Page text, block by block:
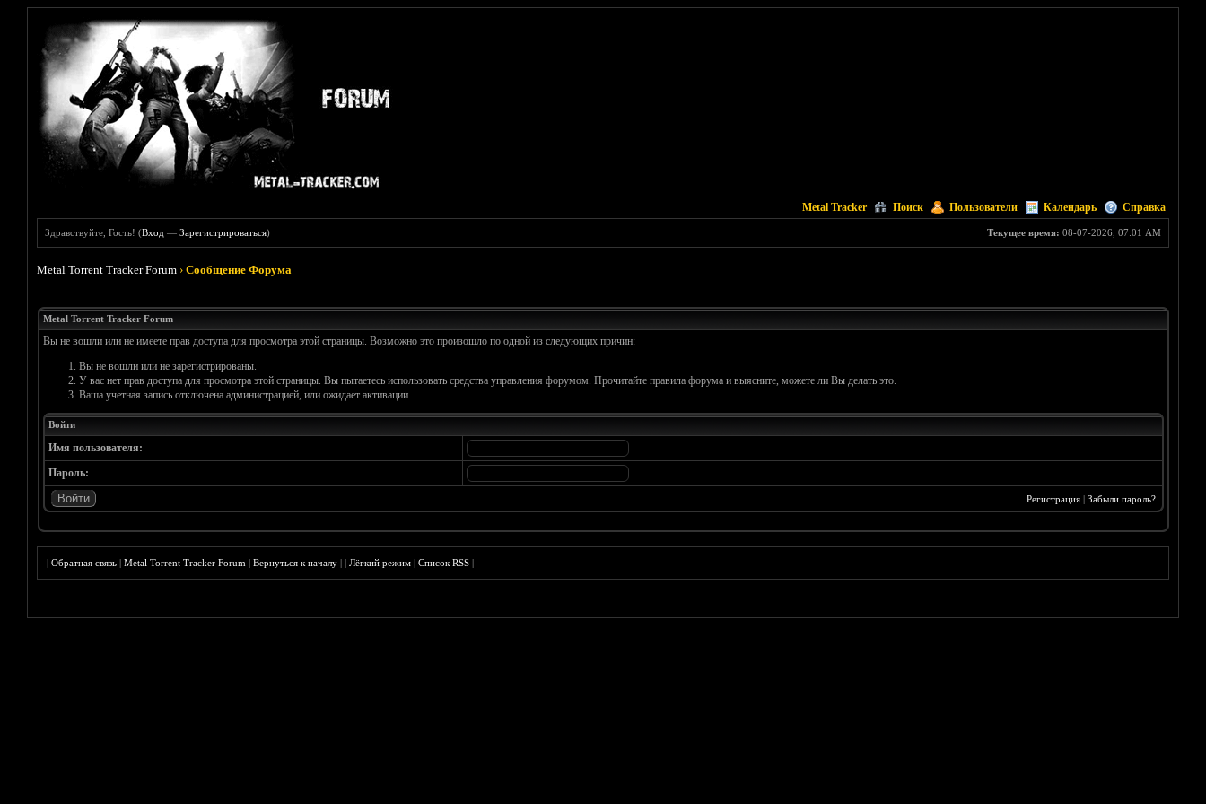
Metal Tracker Поиск Пользователи Календарь Справка
Текущее время: 08-07-2026, 07:01 AM
Здравствуйте, Гость! (Вход —Зарегистрироваться)
Metal Torrent Tracker Forum ›Сообщение Форума
Metal Torrent Tracker Forum
Вы не вошли или не имеете прав доступа для просмотра этой страницы. Возможно это произошло по одной из следующих причин:
Вы не вошли или не зарегистрированы.
У вас нет прав доступа для просмотра этой страницы. Вы пытаетесь использовать средства управления форумом. Прочитайте правила форума и выясните, можете ли Вы делать это.
Ваша учетная запись отключена администрацией, или ожидает активации.
Войти
Имя пользователя:
Пароль:
Регистрация| Забыли пароль?
|Обратная связь |Metal Torrent Tracker Forum |Вернуться к началу ||Лёгкий режим |Список RSS |